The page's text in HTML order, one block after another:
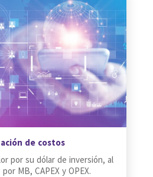
de costos
por su dólar de inversión, al
MB, CAPEX y OPEX.